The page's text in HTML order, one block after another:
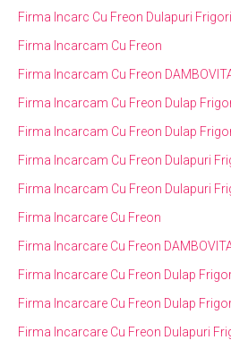
Firma Incarc Cu Freon Dulapuri
Firma Incarcam Cu Freon
Firma Incarcam Cu Freon
Firma Incarcam Cu Freon Dulap
Firma Incarcam Cu Freon Dulap
Firma Incarcam Cu Freon Dulapuri
Firma Incarcam Cu Freon Dulapuri
Firma Incarcare Cu Freon
Firma Incarcare Cu Freon
Firma Incarcare Cu Freon Dulap
Firma Incarcare Cu Freon Dulap
Firma Incarcare Cu Freon Dulapuri